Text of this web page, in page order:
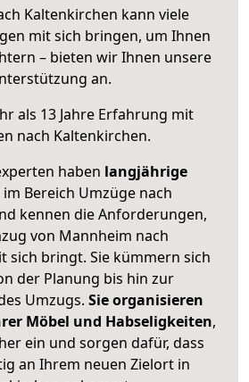
Kaltenkirchen kann viele
mit sich bringen, um Ihnen
– bieten wir Ihnen unsere
an.
als 13 Jahre Erfahrung mit
nach Kaltenkirchen.
haben langjährige
im Bereich Umzüge nach
kennen die Anforderungen,
von Mannheim nach
sich bringt. Sie kümmern sich
der Planung bis hin zur
Umzugs. Sie organisieren
Möbel und Habseligkeiten,
ein und sorgen dafür, dass
an Ihrem neuen Zielort in